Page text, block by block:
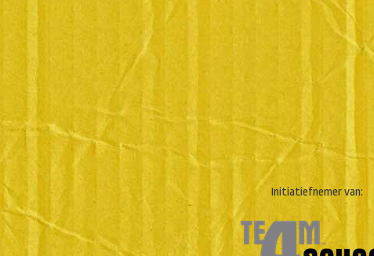
Initiatiefnemer van: